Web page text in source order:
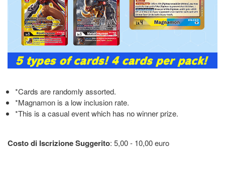
*Cards are randomly assorted.
*Magnamon is a low inclusion rate.
*This is a casual event which has no winner prize.
Costo di Iscrizione Suggerito: 5,00 - 10,00 euro